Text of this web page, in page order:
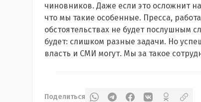
чиновников. Даже если это осложнит
что мы такие особенные. Пресса,
обстоятельствах не будет послушным
будет: слишком разные задачи. Но
власть и СМИ могут. Мы за такое
Поделиться